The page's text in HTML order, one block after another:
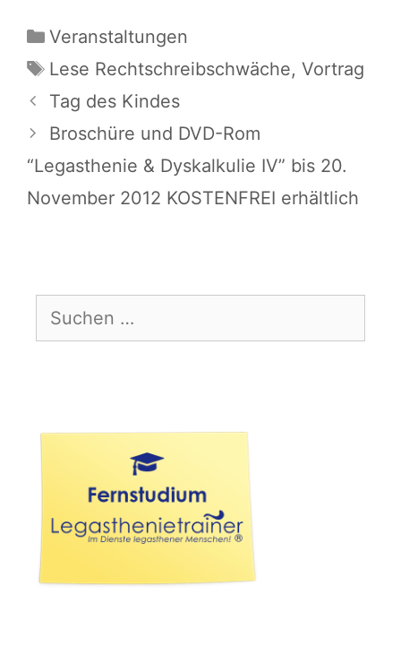
Kategorien
Veranstaltungen
Schlagwörter
Lese Rechtschreibschwäche, Vortrag
Tag des Kindes
Broschüre und DVD-Rom
“Legasthenie & Dyskalkulie IV” bis 20.
November 2012 KOSTENFREI erhältlich
nach: